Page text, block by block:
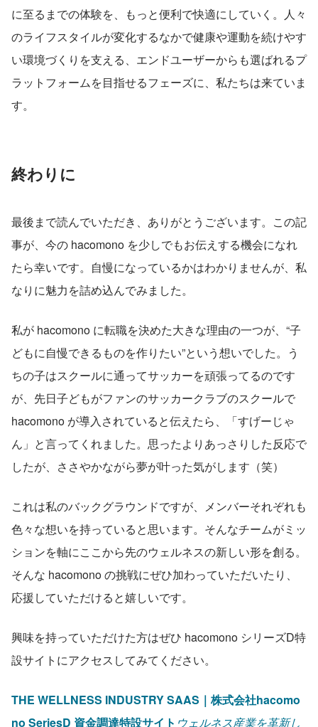
に至るまでの体験を、もっと便利で快適にしていく。人々
のライフスタイルが変化するなかで健康や運動を続けやす
い環境づくりを支える、エンドユーザーからも選ばれるプ
ラットフォームを目指せるフェーズに、私たちは来ていま
す。
終わりに
最後まで読んでいただき、ありがとうございます。この記
事が、今の hacomono を少しでもお伝えする機会になれ
たら幸いです。自慢になっているかはわかりませんが、私
なりに魅力を詰め込んでみました。
私が hacomono に転職を決めた大きな理由の一つが、“子
どもに自慢できるものを作りたい”という想いでした。う
ちの子はスクールに通ってサッカーを頑張ってるのです
が、先日子どもがファンのサッカークラブのスクールで
hacomono が導入されていると伝えたら、「すげーじゃ
ん」と言ってくれました。思ったよりあっさりした反応で
したが、ささやかながら夢が叶った気がします（笑）
これは私のバックグラウンドですが、メンバーそれぞれも
色々な想いを持っていると思います。そんなチームがミッ
ションを軸にここから先のウェルネスの新しい形を創る。
そんな hacomono の挑戦にぜひ加わっていただいたり、
応援していただけると嬉しいです。
興味を持っていただけた方はぜひ hacomono シリーズD特
設サイトにアクセスしてみてください。
THE WELLNESS INDUSTRY SAAS｜株式会社hacomo
no SeriesD 資金調達特設サイト ウェルネス産業を革新し